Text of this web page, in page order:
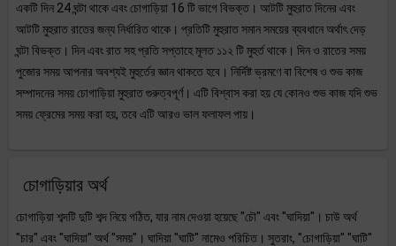
একটি দিন 24 ঘন্টা থাকে এবং চোগাড়িয়া 16 টি ভাগে বিভক্ত। আটটি মুহুরাত দিনের এবং
আটটি মুহুরাত রাতের জন্য নির্ধারিত থাকে। প্রতিটি মুহুরাত সমান সময়ের ব্যবধানে অর্থাৎ দেড়
ঘন্টা বিভক্ত। দিন এবং রাত সহ প্রতি সপ্তাহে মূলত ১১২ টি মুহুর্ত থাকে। দিন ও রাতের সময়
পুজোর সময় আপনার অবশ্যই মুহুর্তের জ্ঞান থাকতে হবে। নির্দিষ্ট ভ্রমণে বা বিশেষ ও শুভ কাজ
সম্পাদনের সময় চোগাড়িয়া মুহুরাত গুরুত্বপূর্ণ। এটি বিশ্বাস করা হয় যে কোনও শুভ কাজ যদি শুভ
সময় ফ্রেমের সময় করা হয়, তবে এটি আরও ভাল ফলাফল পায়।
চোগাড়িয়ার অর্থ
চোগাড়িয়া শব্দটি দুটি শব্দ নিয়ে গঠিত, যার নাম দেওয়া হয়েছে "চৌ" এবং "ঘাদিয়া"। চাউ অর্থ
"চার" এবং "ঘাদিয়া" অর্থ "সময়"। ঘাদিয়া "ঘাটি" নামেও পরিচিত। সুতরাং, "চোগাড়িয়া" "ঘাটি"